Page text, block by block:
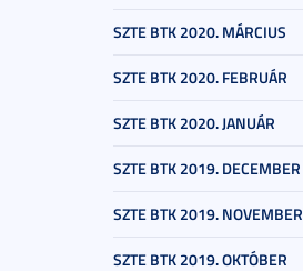
SZTE BTK 2020. MÁRCIUS
SZTE BTK 2020. FEBRUÁR
SZTE BTK 2020. JANUÁR
SZTE BTK 2019. DECEMBER
SZTE BTK 2019. NOVEMBER
SZTE BTK 2019. OKTÓBER